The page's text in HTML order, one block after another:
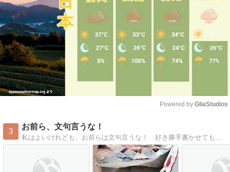
Powered by GliaStudios
3
お前ら、文句言うな！
私はよいけれども、お前らは文句言うな！ 好き勝手書かせてもらう。